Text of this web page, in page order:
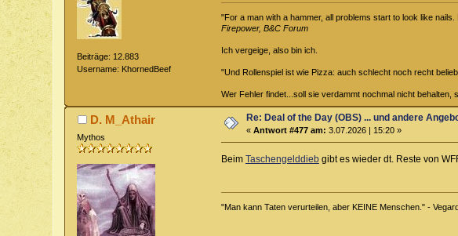
Beiträge: 12.883
Username: KhornedBeef
"For a man with a hammer, all problems start to look like
Firepower, B&C Forum
Ich vergeige, also bin ich.
"Und Rollenspiel ist wie Pizza: auch schlecht noch recht
Wer Fehler findet...soll sie verdammt nochmal nicht
D. M_Athair
Mythos
Re: Deal of the Day (OBS) ... und andere
«Antwort #477 am: 3.07.2026 | 15:20 »
Beim Taschengelddiebgibt es wieder dt. Reste von
"Man kann Taten verurteilen, aber KEINE Menschen." -